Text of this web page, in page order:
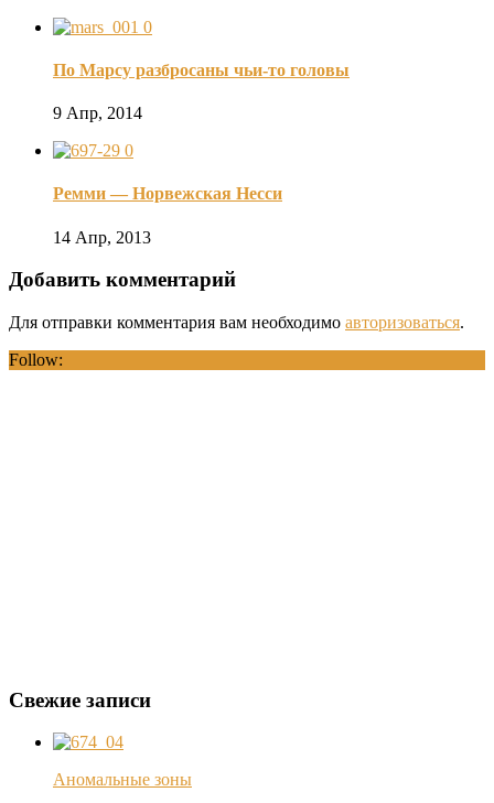
0
По Марсу разбросаны чьи-то головы
9 Апр, 2014
0
Ремми — Норвежская Несси
14 Апр, 2013
Добавить комментарий
Для отправки комментария вам необходимо авторизоваться.
Follow:
Свежие записи
Аномальные зоны